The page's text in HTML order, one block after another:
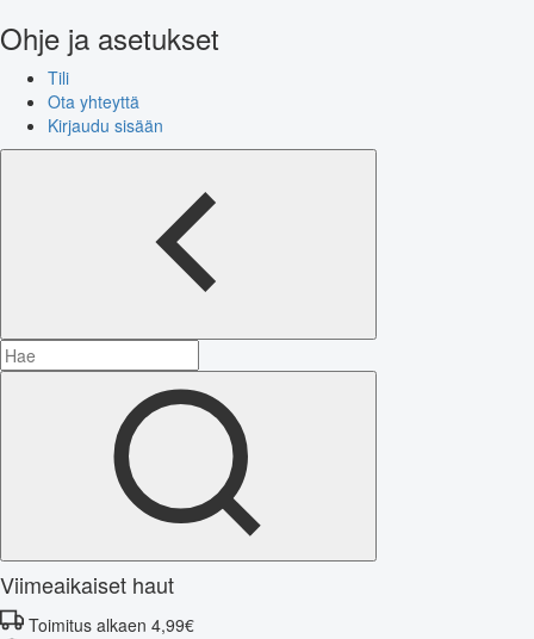
Ohje ja asetukset
Tili
Ota yhteyttä
Kirjaudu sisään
Viimeaikaiset haut
Toimitus alkaen 4,99€